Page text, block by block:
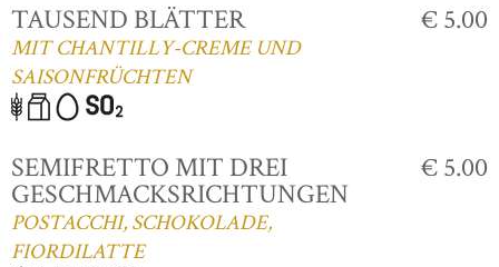
TAUSEND BLÄTTER
MIT CHANTILLY-CREME UND
SAISONFRÜCHTEN
€ 5.00
SEMIFRETTO MIT DREI
GESCHMACKSRICHTUNGEN
POSTACCHI, SCHOKOLADE,
FIORDILATTE
€ 5.00